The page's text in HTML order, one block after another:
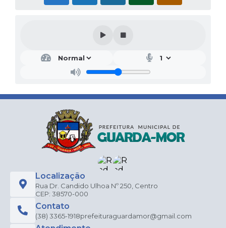
Localização
Rua Dr. Candido Ulhoa Nº 250, Centro
CEP: 38570-000
Contato
(38) 3365-1918prefeituraguardamor@gmail.com